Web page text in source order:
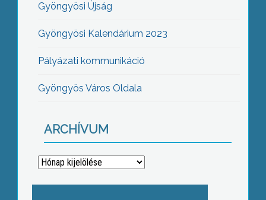
Gyöngyösi Újság
Gyöngyösi Kalendárium 2023
Pályázati kommunikáció
Gyöngyös Város Oldala
ARCHÍVUM
Archívum